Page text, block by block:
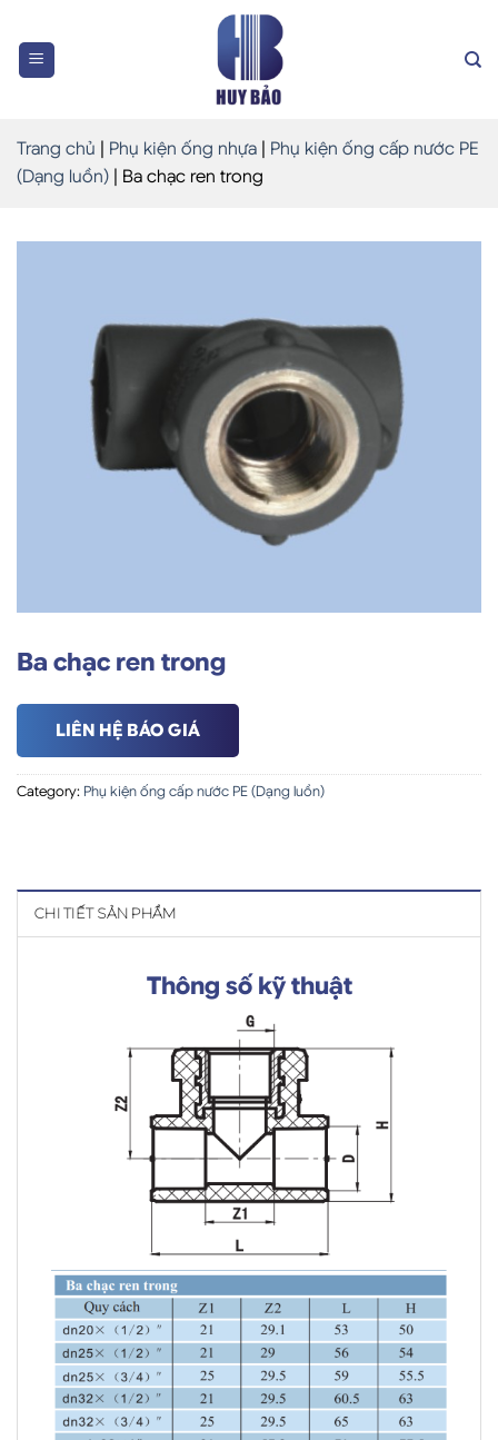
content
Trang chủ Phụ kiện ống nhựa
Phụ kiện ống cấp nước PE
(Dạng luồn)
Ba chạc ren trong
Ba chạc ren trong
LIÊN HỆ BÁO GIÁ
Category: Phụ kiện ống cấp nước PE (Dạng luồn)
CHI TIẾT SẢN PHẨM
Thông số kỹ thuật